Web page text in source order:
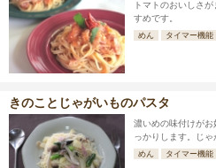
トマトのおいしさ
すめです。
めん タイマー機能
きのことじゃがいものパスタ
濃いめの味付けがお
っかりします。じゃ
めん タイマー機能